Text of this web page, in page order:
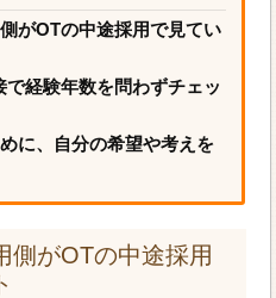
がOTの中途採用で見てい
経験年数を問わずチェッ
に、自分の希望や考えを
側がOTの中途採用